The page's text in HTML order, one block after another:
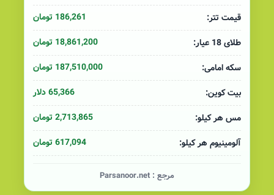
قیمت تتر:
186,261 تومان
طلای 18 عیار:
18,861,200 تومان
سکه امامی:
187,510,000 تومان
بیت کوین:
65,366 دلار
مس هر کیلو:
2,713,865 تومان
آلومینیوم هر کیلو:
617,094 تومان
مرجع : Parsanoor.net